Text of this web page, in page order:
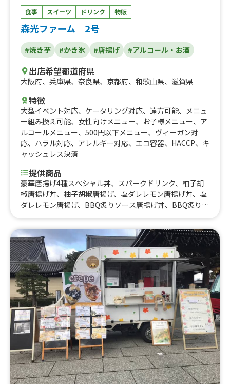
食事 スイーツ ドリンク 物販
森光ファーム 2号
#焼き芋 #かき氷 #唐揚げ #アルコール・お酒
出店希望都道府県
大阪府、 兵庫県、 奈良県、 京都府、 和歌山県、 滋賀県
特徴
大型イベント対応、 ケータリング対応、 遠方可能、
メニュ
ー組み換え可能、 女性向けメニュー、 お子様メニュー、 ア
ルコールメニュー、 500円以下メニュー、 ヴィーガン対
応、 ハラル対応、 アレルギー対応、 エコ容器、 HACCP、 キ
ャッシュレス決済
提供商品
豪華唐揚げ4種スペシャル丼、スパークドリンク、柚子胡
椒唐揚げ丼、柚子胡椒唐揚げ、塩ダレレモン唐揚げ丼、塩
ダレレモン唐揚げ、BBQ炙りソース唐揚げ丼、BBQ炙りソ
ニョムチキン、フリフリチキン、ハワイアン唐揚げ、フリ
フリポテト、ビール、フリフリチキン丼、からマヨ丼、ウ
イスキーハイボール、コロナビール、さつまいもチップ
ス、カキ氷、干し芋、石焼き芋